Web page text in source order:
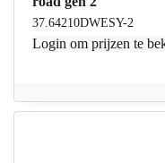
37.64210DWESY-2
Login om prijzen te